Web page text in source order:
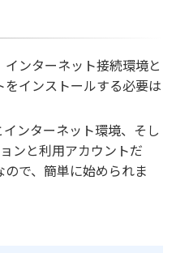
ンターネット接続環境と
インストールする必要は
ンターネット環境、そし
ンと利用アカウントだ
で、簡単に始められま